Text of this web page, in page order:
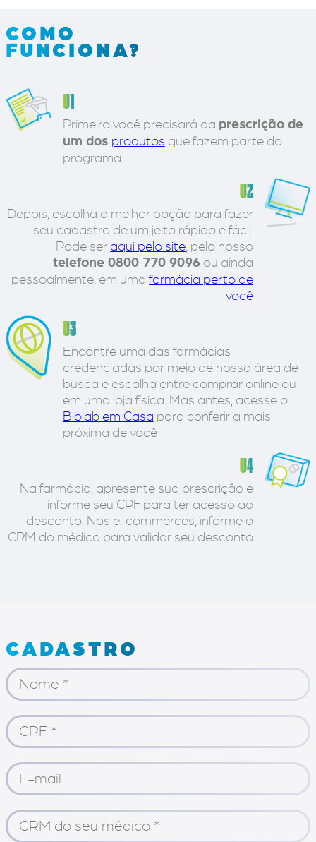
COMO
FUNCIONA?
01
Primeiro você precisará da prescrição de
um dos produtos que fazem parte do
programa
02
Depois, escolha a melhor opção para fazer
seu cadastro de um jeito rápido e fácil.
Pode seraqui pelo site, pelo nosso
telefone 0800 770 9096 ou ainda
pessoalmente, em umafarmácia perto de
você
03
Encontre uma das farmácias
credenciadas por meio de nossa área de
busca e escolha entre comprar online ou
em uma loja física. Mas antes, acesse o
Biolab em Casa para conferir a mais
próxima de você
04
Na farmácia, apresente sua prescrição e
informe seu CPF para ter acesso ao
desconto. Nos e-commerces, informe o
CRM do médico para validar seu desconto
CADASTRO